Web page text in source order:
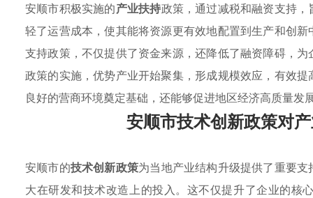
安顺市积极实施的产业扶持政策，通过减税和融资支持
轻了运营成本，使其能将资源更有效地配置到生产和创
支持政策，不仅提供了资金来源，还降低了融资障碍，
政策的实施，优势产业开始聚集，形成规模效应，有效
良好的营商环境奠定基础，还能够促进地区经济高质量发
安顺市技术创新政策对
安顺市的技术创新政策为当地产业结构升级提供了重要
大在研发和技术改造上的投入。这不仅提升了企业的核